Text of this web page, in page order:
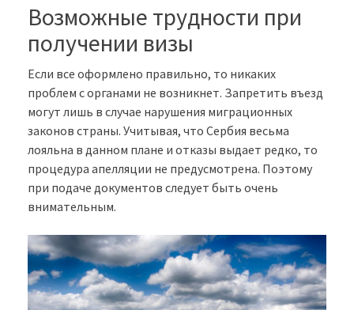
Возможные трудности при
получении визы
Если все оформлено правильно, то никаких
проблем с органами не возникнет. Запретить въезд
могут лишь в случае нарушения миграционных
законов страны. Учитывая, что Сербия весьма
лояльна в данном плане и отказы выдает редко, то
процедура апелляции не предусмотрена. Поэтому
при подаче документов следует быть очень
внимательным.